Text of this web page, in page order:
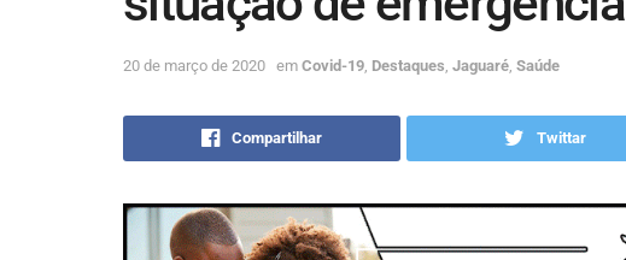
20 de março de 2020 em Covid-19 Destaques Jaguaré Saúde
Compartilhar Twittar